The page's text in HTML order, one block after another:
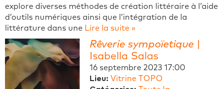
explore diverses méthodes de création littéraire à l’aide
d’outils numériques ainsi que l’intégration de la
littérature dans une Lire la suite »
Rêverie sympoïetique
Isabella Salas
16 septembre 2023 17:00
Lieu: Vitrine TOPO